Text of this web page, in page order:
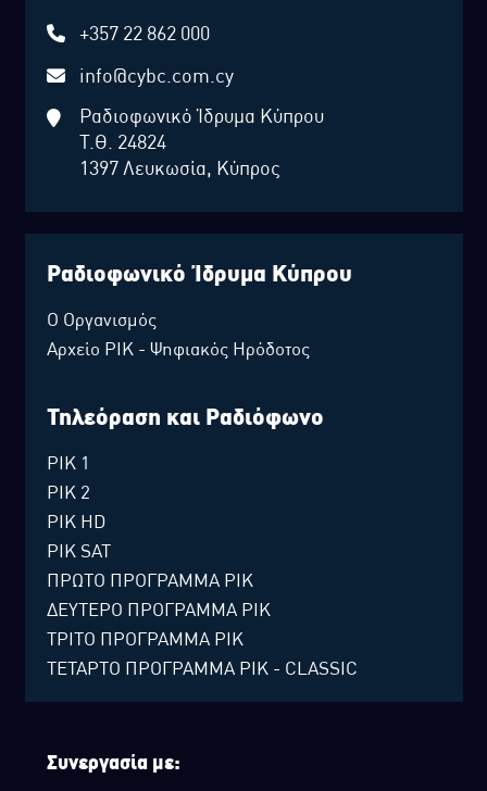
+357 22 862 000
info@cybc.com.cy
Ραδιοφωνικό Ίδρυμα Κύπρου
Τ.Θ. 24824
1397 Λευκωσία, Κύπρος
Ραδιοφωνικό Ίδρυμα Κύπρου
Ο Οργανισμός
Αρχείο ΡΙΚ - Ψηφιακός Ηρόδοτος
Τηλεόραση και Ραδιόφωνο
ΡΙΚ 1
ΡΙΚ 2
ΡΙΚ HD
ΡΙΚ SAT
ΠΡΩΤΟ ΠΡΟΓΡΑΜΜΑ ΡΙΚ
ΔΕΥΤΕΡΟ ΠΡΟΓΡΑΜΜΑ ΡΙΚ
ΤΡΙΤΟ ΠΡΟΓΡΑΜΜΑ ΡΙΚ
ΤΕΤΑΡΤΟ ΠΡΟΓΡΑΜΜΑ ΡΙΚ - CLASSIC
Συνεργασία με: